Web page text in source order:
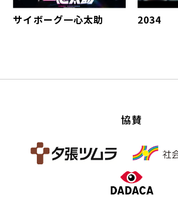
サイボーグ一心太助 2034
協賛